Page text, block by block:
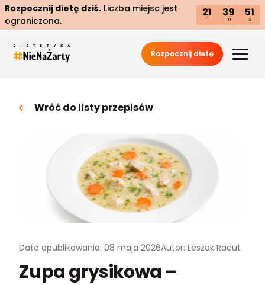
Rozpocznij dietę dziś. Liczba miejsc jest
ograniczona.
21
h
39
m
50
s
Rozpocznij dietę
Wróć do listy przepisów
Data opublikowania: 08 maja 2026Autor: Leszek Racut
Zupa grysikowa –